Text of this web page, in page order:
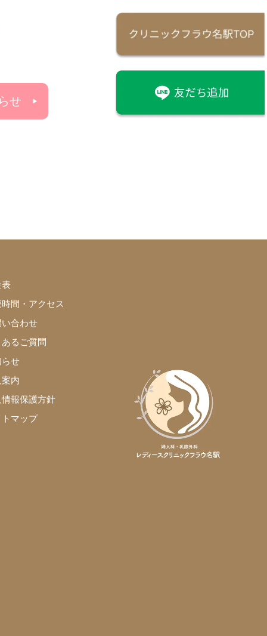
せ
表
時間・アクセス
い合わせ
あるご質問
らせ
案内
情報保護方針
トマップ